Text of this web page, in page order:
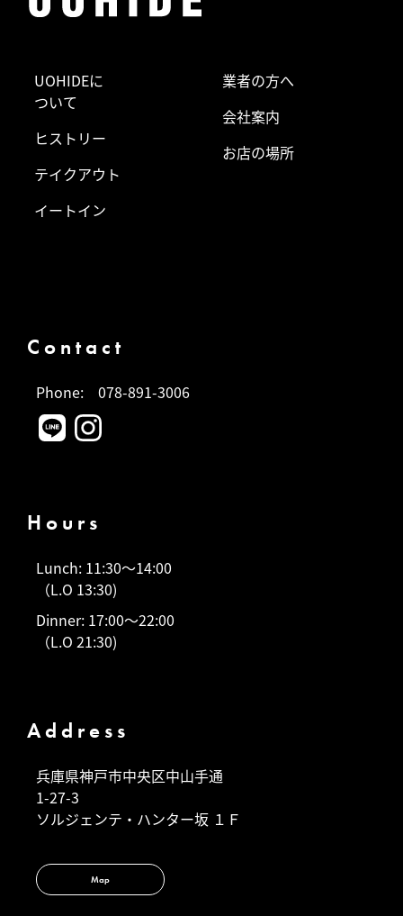
UOHIDEに
ついて
ヒストリー
テイクアウト
イートイン
業者の方へ
会社案内
お店の場所
Contact
Phone: 078-891-3006
Hours
Lunch: 11:30～14:00
（L.O 13:30)
Dinner: 17:00～22:00
（L.O 21:30)
Address
兵庫県神戸市中央区中山手通
1-27-3
ソルジェンテ・ハンター坂 １Ｆ
Map